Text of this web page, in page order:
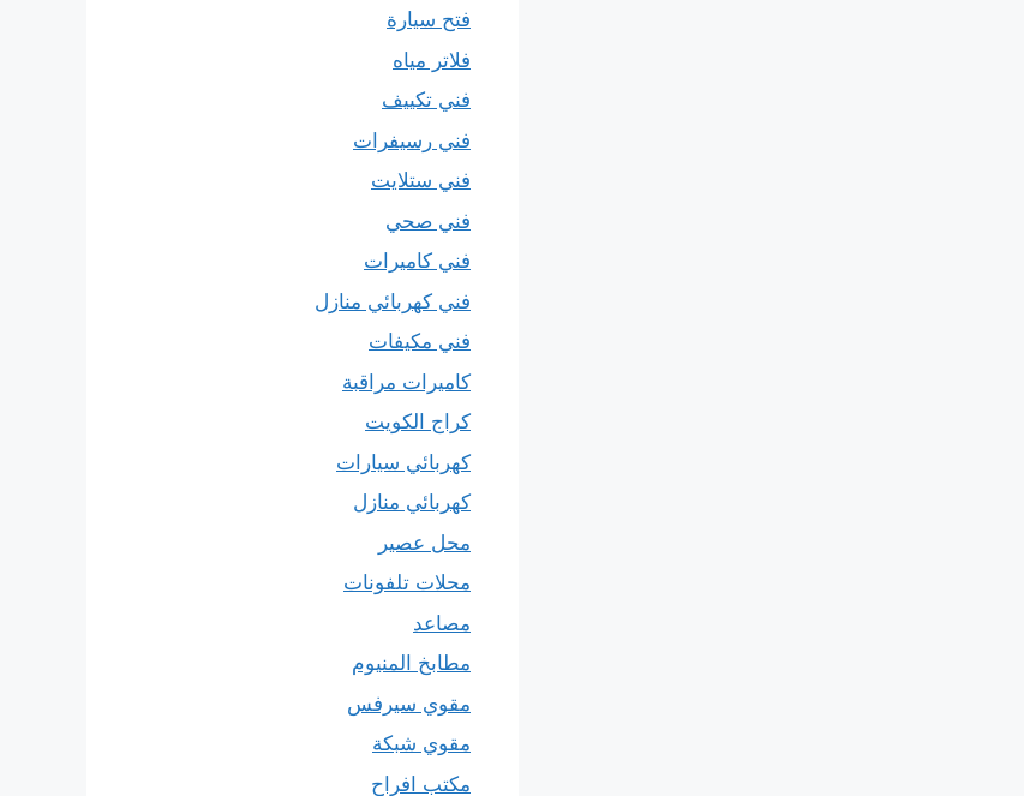
فتح سيارة
فلاتر مياه
فني تكييف
فني رسيفرات
فني ستلايت
فني صحي
فني كاميرات
فني كهربائي منازل
فني مكيفات
كاميرات مراقبة
كراج الكويت
كهربائي سيارات
كهربائي منازل
محل عصير
محلات تلفونات
مصاعد
مطابخ المنيوم
مقوي سيرفس
مقوي شبكة
مكتب افراح